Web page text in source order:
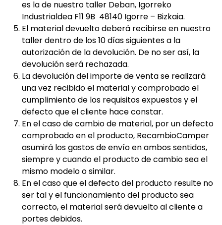
es la de nuestro taller Deban, Igorreko
Industrialdea F11 9B 48140 Igorre – Bizkaia.
El material devuelto deberá recibirse en nuestro
taller dentro de los 10 días siguientes a la
autorización de la devolución. De no ser así, la
devolución será rechazada.
La devolución del importe de venta se realizará
una vez recibido el material y comprobado el
cumplimiento de los requisitos expuestos y el
defecto que el cliente hace constar.
En el caso de cambio de material, por un defecto
comprobado en el producto, RecambioCamper
asumirá los gastos de envío en ambos sentidos,
siempre y cuando el producto de cambio sea el
mismo modelo o similar.
En el caso que el defecto del producto resulte no
ser tal y el funcionamiento del producto sea
correcto, el material será devuelto al cliente a
portes debidos.